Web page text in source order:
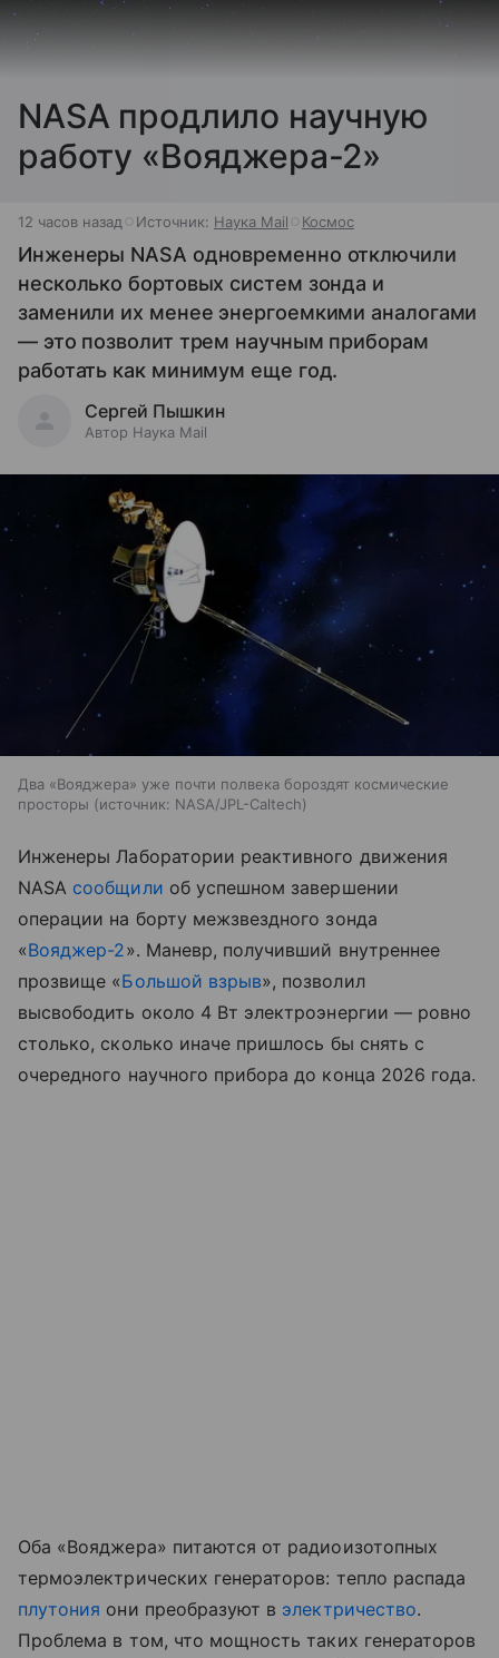
NASA продлило научную
работу «Вояджера-2»
12 часов назад Источник: Наука Mail Космос
Инженеры NASA одновременно отключили
несколько бортовых систем зонда и
заменили их менее энергоемкими аналогами
— это позволит трем научным приборам
работать как минимум еще год.
Сергей Пышкин
Автор Наука Mail
Два «Вояджера» уже почти полвека бороздят космические
просторы
источник: NASA/JPL-Caltech
Инженеры Лаборатории реактивного движения
NASA сообщили об успешном завершении
операции на борту межзвездного зонда
«Вояджер-2». Маневр, получивший внутреннее
прозвище «Большой взрыв», позволил
высвободить около 4 Вт электроэнергии — ровно
столько, сколько иначе пришлось бы снять с
очередного научного прибора до конца 2026 года.
Оба «Вояджера» питаются от радиоизотопных
термоэлектрических генераторов: тепло распада
плутония они преобразуют в электричество.
Проблема в том, что мощность таких генераторов